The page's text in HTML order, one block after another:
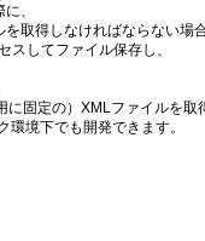
、
取得しなければならない場
スしてファイル保存し、
固定の）XMLファイルを取
境下でも開発できます。